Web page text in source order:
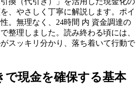
、やさしく丁寧に解説します。ポイ
。無理なく、24時間 内 資金調達の
整理しました。読み終わる頃には、
スッキリ分かり、落ち着いて行動で
で現金を確保する基本